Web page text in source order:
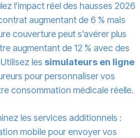
l’impact réel des hausses 2026
augmentant de 6 % mais
couverture peut s’avérer plus
augmentant de 12 % avec des
les simulateurs en ligne
pour personnaliser vos
consommation médicale réelle.
les services additionnels :
mobile pour envoyer vos